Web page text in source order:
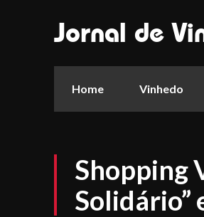
Jornal de
Home Vinhedo
Shopping
Solidário”